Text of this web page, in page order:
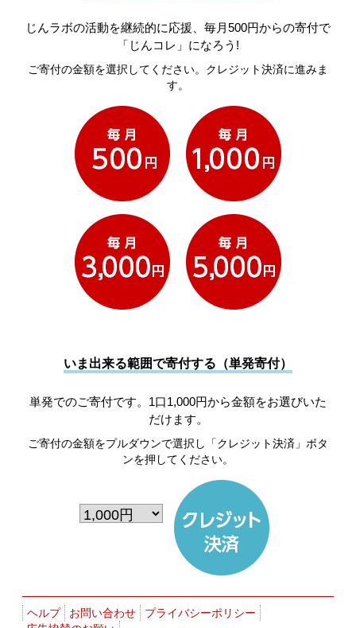
じんラボの活動を継続的に応援、毎月500円からの寄付で
「じんコレ」になろう!
ご寄付の金額を選択してください。クレジット決済に進みま
す。
いま出来る範囲で寄付する（単発寄付）
単発でのご寄付です。1口1,000円から金額をお選びいた
だけます。
ご寄付の金額をプルダウンで選択し「クレジット決済」ボタ
ンを押してください。
ヘルプ お問い合わせ
プライバシーポリシー